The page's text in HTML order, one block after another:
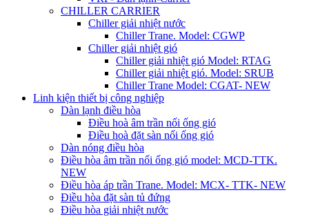
CHILLER CARRIER
Chiller giải nhiệt nước
Chiller Trane. Model: CGWP
Chiller giải nhiệt gió
Chiller giải nhiệt gió Model: RTAG
Chiller giải nhiệt gió. Model: SRUB
Chiller Trane Model: CGAT- NEW
Linh kiện thiết bị công nghiệp
Dàn lạnh điều hòa
Điều hoà âm trần nối ống gió
Điều hoà đặt sàn nối ống gió
Dàn nóng điều hòa
Điều hòa âm trần nối ống gió model: MCD-TTK.
NEW
Điều hòa áp trần Trane. Model: MCX- TTK- NEW
Điều hòa đặt sàn tủ đứng
Điều hòa giải nhiệt nước